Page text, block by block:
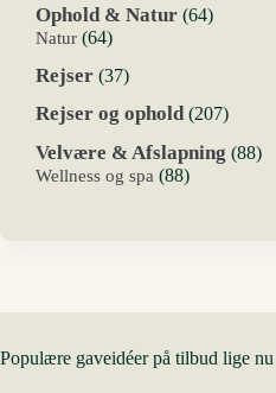
Ophold & Natur 6464
Natur 6464
Rejser 3737
Rejser og ophold 207207
Velvære & Afslapning 8888
Wellness og spa 8888
Populære gaveidéer på tilbud lige nu